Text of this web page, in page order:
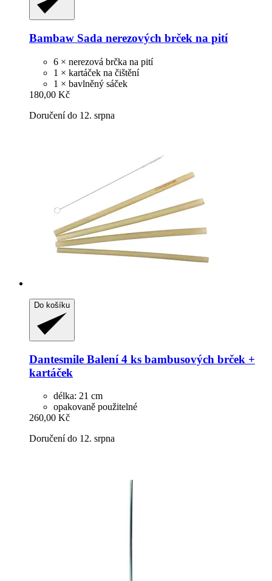
Bambaw Sada nerezových brček na pití
6 × nerezová brčka na pití
1 × kartáček na čištění
1 × bavlněný sáček
180,00 Kč
Doručení do 12. srpna
Do košíku
Dantesmile Balení 4 ks bambusových brček +
kartáček
délka: 21 cm
opakovaně použitelné
260,00 Kč
Doručení do 12. srpna